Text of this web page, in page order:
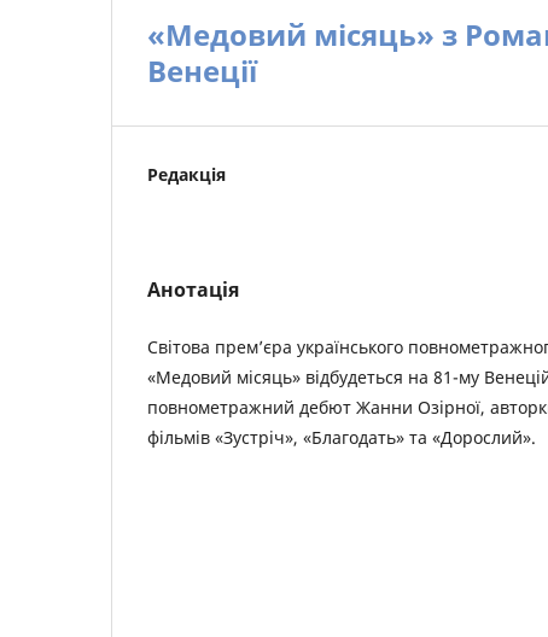
«Медовий місяць» з
Венеції
Редакція
Анотація
Світова прем’єра українського
«Медовий місяць» відбудеться на 81-му
повнометражний дебют Жанни Озірної,
фільмів «Зустріч», «Благодать» та «Дорослий».